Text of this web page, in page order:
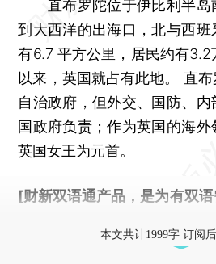
直布罗陀位于伊比利半岛
到大西洋的出海口，北与西
有6.7 平方公里，居民约有3.2
以来，英国就占有此地。 直
自治政府，但外交、国防、
国政府负责；作为英国的海
英国女王为元首。
[财新双语通产品，是为有双
本文共计1999字 订阅